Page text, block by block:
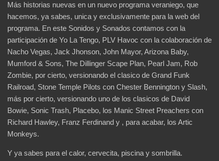
Más historias nuevas en un nuevo programa veraniego, que
hacemos, ya sabes, unica y exclusivamente para la web del
programa. En este Sonidos y Sonados contamos con la
participación de Yo La Tengo, PLV Havoc con la colaboración de
Nacho Vegas, Jack Jhonson, John Mayor, Arizona Baby,
Mumford & Sons, The Dillinger Scape Plan, Pearl Jam, Rob
Zombie, por cierto, versionando el clasico de Grand Funk
Railroad, Stone Temple Pilots con Chester Bennington y Slash,
más por cierto, versionando uno de los clasicos de David
Bowie, Sonic Trash, Placebo, los Manic Street Preachers con
Richard Hawley, Franz Ferdinand y , para acabar, los Artic
Monkeys.
Y ya sabes para el calor, cervecita, piscina y sombrilla.